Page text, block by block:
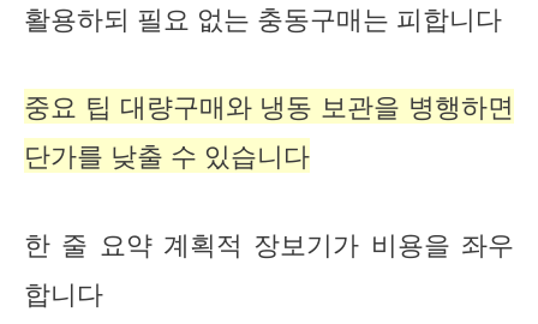
활용하되 필요 없는 충동구매는 피합니다
중요 팁 대량구매와 냉동 보관을 병행하면
단가를 낮출 수 있습니다
한 줄 요약 계획적 장보기가 비용을 좌우
합니다